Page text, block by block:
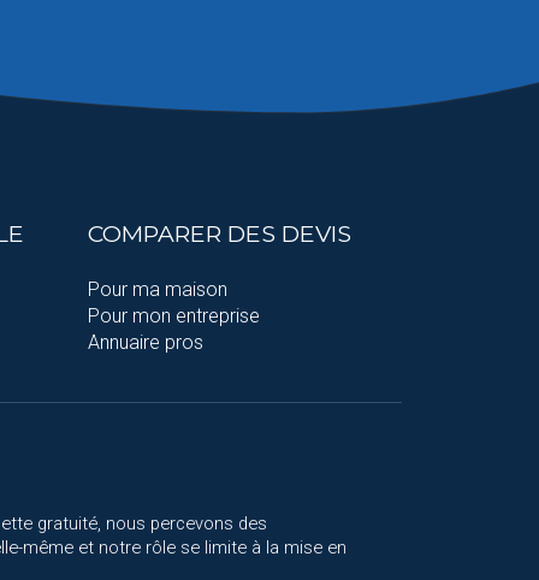
COMPARER DES DEVIS
Pour ma maison
Pour mon entreprise
Annuaire pros
gratuité, nous percevons des
même et notre rôle se limite à la mise en